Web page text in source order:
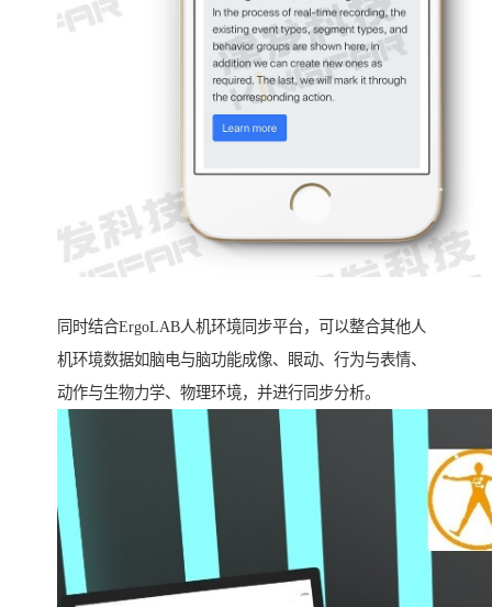
同时结合ErgoLAB人机环境同步平台，可以整合其他人
机环境数据如脑电与脑功能成像、眼动、行为与表情、
动作与生物力学、物理环境，并进行同步分析。